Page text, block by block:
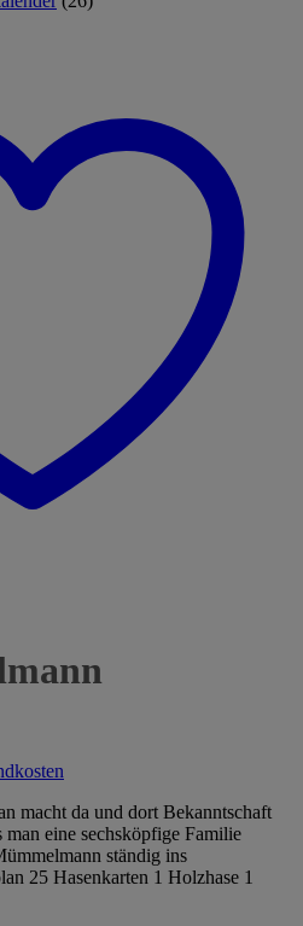
macht da und dort Bekanntschaft
eine sechsköpfige Familie
ständig ins
25 Hasenkarten 1 Holzhase 1